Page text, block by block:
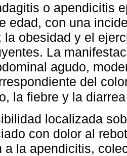
o apendicitis
edad, con una
la obesidad y el
La
agudo,
del
la fiebre y la
localizada
con dolor al
a la apendicitis,